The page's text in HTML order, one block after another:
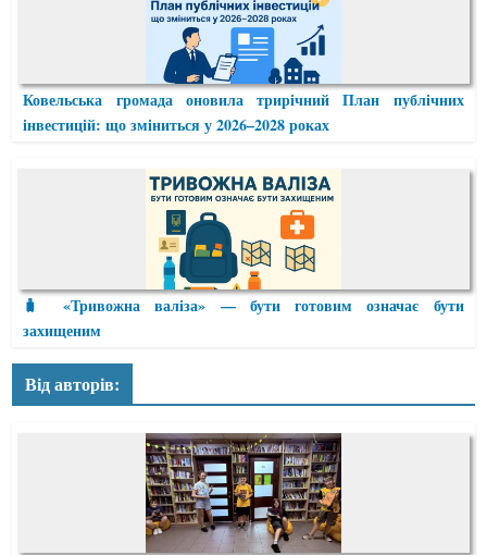
Ковельська громада оновила трирічний План публічних
інвестицій: що зміниться у 2026–2028 роках
🧳 «Тривожна валіза» — бути готовим означає бути
захищеним
Від авторів: